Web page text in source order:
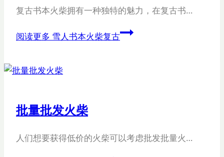
复古书本火柴拥有一种独特的魅力，在复古书…
阅读更多 雪人书本火柴复古
批量批发火柴
人们想要获得低价的火柴可以考虑批发批量火…